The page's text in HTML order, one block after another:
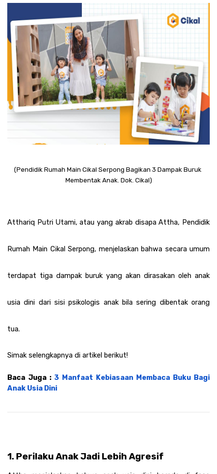
(Pendidik Rumah Main Cikal Serpong Bagikan 3 Dampak Buruk
Membentak Anak. Dok. Cikal)
Atthariq Putri Utami, atau yang akrab disapa Attha, Pendidik
Rumah Main Cikal Serpong, menjelaskan bahwa secara umum
terdapat tiga dampak buruk yang akan dirasakan oleh anak
usia dini dari sisi psikologis anak bila sering dibentak orang
tua.
Simak selengkapnya di artikel berikut!
Baca Juga : 3 Manfaat Kebiasaan Membaca Buku Bagi
Anak Usia Dini
1. Perilaku Anak Jadi Lebih Agresif